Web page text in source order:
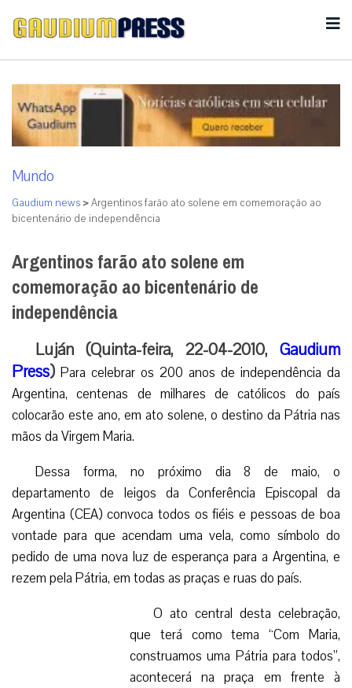
Mundo
Gaudium news >Argentinos farão ato solene em comemoração ao
bicentenário de independência
Argentinos farão ato solene em
comemoração ao bicentenário de
independência
Luján (Quinta-feira, 22-04-2010, Gaudium
Press) Para celebrar os 200 anos de independência da
Argentina, centenas de milhares de católicos do país
colocarão este ano, em ato solene, o destino da Pátria nas
mãos da Virgem Maria.
Dessa forma, no próximo dia 8 de maio, o
departamento de leigos da Conferência Episcopal da
Argentina (CEA) convoca todos os fiéis e pessoas de boa
vontade para que acendam uma vela, como símbolo do
pedido de uma nova luz de esperança para a Argentina, e
rezem pela Pátria, em todas as praças e ruas do país.
O ato central desta celebração,
que terá como tema “Com Maria,
construamos uma Pátria para todos”,
acontecerá na praça em frente à